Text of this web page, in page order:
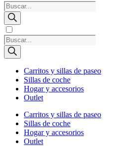
Búsqueda
de
productos
Búsqueda
de
productos
Carritos y sillas de paseo
Sillas de coche
Hogar y accesorios
Outlet
Carritos y sillas de paseo
Sillas de coche
Hogar y accesorios
Outlet